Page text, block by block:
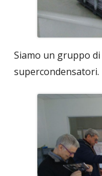
Siamo un gruppo
supercondensatori.